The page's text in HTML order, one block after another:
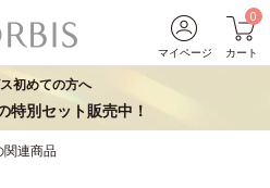
マイページ
0
カート
初めての方へ
特別セット販売中！
関連商品